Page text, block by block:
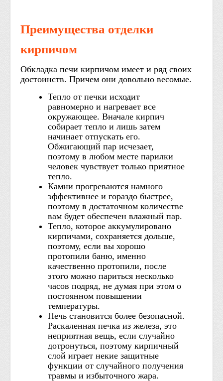
Преимущества отделки
кирпичом
Обкладка печи кирпичом имеет и ряд своих
достоинств. Причем они довольно весомые.
Тепло от печки исходит
равномерно и нагревает все
окружающее. Вначале кирпич
собирает тепло и лишь затем
начинает отпускать его.
Обжигающий пар исчезает,
поэтому в любом месте парилки
человек чувствует только приятное
тепло.
Камни прогреваются намного
эффективнее и гораздо быстрее,
поэтому в достаточном количестве
вам будет обеспечен влажный пар.
Тепло, которое аккумулировано
кирпичами, сохраняется дольше,
поэтому, если вы хорошо
протопили баню, именно
качественно протопили, после
этого можно париться несколько
часов подряд, не думая при этом о
постоянном повышении
температуры.
Печь становится более безопасной.
Раскаленная печка из железа, это
неприятная вещь, если случайно
дотронуться, поэтому кирпичный
слой играет некие защитные
функции от случайного получения
травмы и избыточного жара.